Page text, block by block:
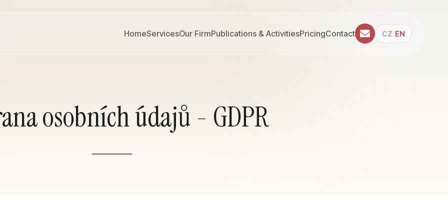
HomeServicesOur FirmPublications & ActivitiesPricingContact CZ/EN
osobních údajů - GDPR